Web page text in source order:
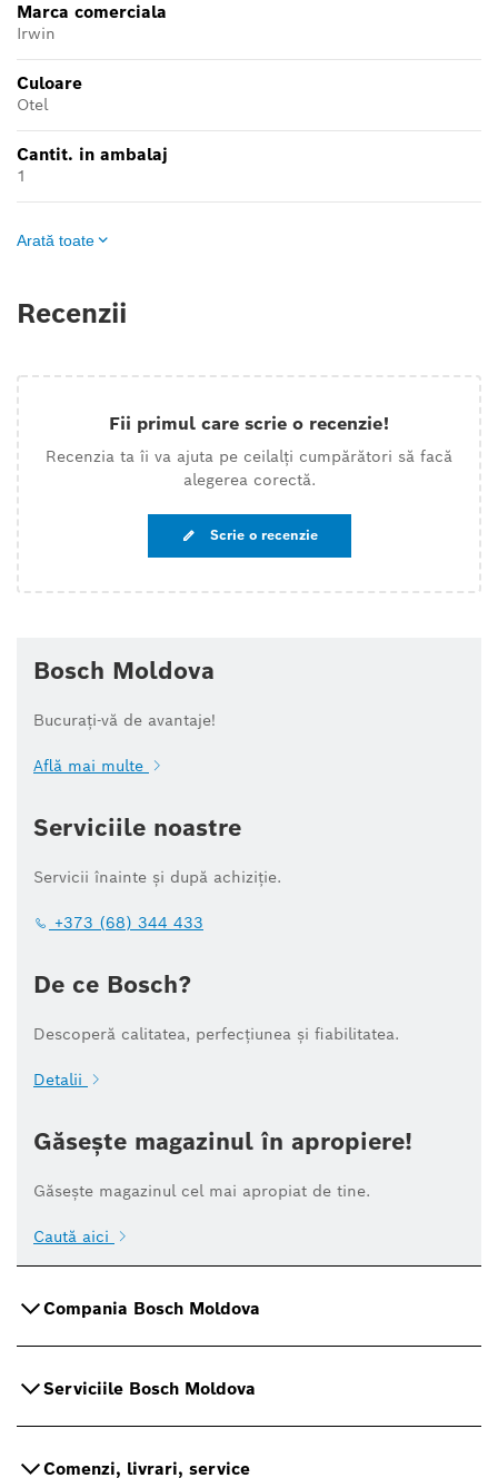
Marca comerciala
Irwin
Culoare
Otel
Cantit. in ambalaj
1
Arată toate
Recenzii
Fii primul care scrie o recenzie!
Recenzia ta îi va ajuta pe ceilalți cumpărători să facă
alegerea corectă.
Scrie o recenzie
Bosch Moldova
Bucurați-vă de avantaje!
Află mai multe
Serviciile noastre
Servicii înainte și după achiziție.
+373 (68) 344 433
De ce Bosch?
Descoperă calitatea, perfecțiunea și fiabilitatea.
Detalii
Găsește magazinul în apropiere!
Găsește magazinul cel mai apropiat de tine.
Caută aici
Compania Bosch Moldova
Serviciile Bosch Moldova
Comenzi, livrari, service